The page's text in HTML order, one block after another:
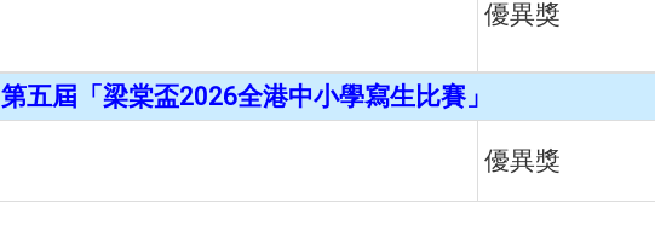
優異獎
第五屆「梁棠盃2026全港中小學寫生比賽」
優異獎